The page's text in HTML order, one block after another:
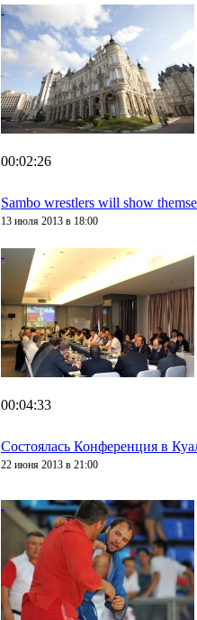
00:02:26
Sambo wrestlers will show
13 июля 2013 в 18:00
00:04:33
Состоялась Конференция в
22 июня 2013 в 21:00